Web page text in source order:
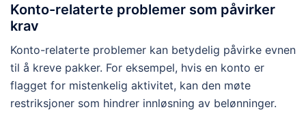
Konto-relaterte problemer som påvirker
krav
Konto-relaterte problemer kan betydelig påvirke evnen
til å kreve pakker. For eksempel, hvis en konto er
flagget for mistenkelig aktivitet, kan den møte
restriksjoner som hindrer innløsning av belønninger.